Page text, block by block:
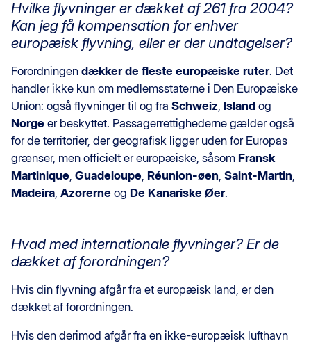
Hvilke flyvninger er dækket af 261 fra 2004?
Kan jeg få kompensation for enhver
europæisk flyvning, eller er der undtagelser?
Forordningen dækker de fleste europæiske ruter. Det
handler ikke kun om medlemsstaterne i Den Europæiske
Union: også flyvninger til og fra Schweiz Island og
Norge er beskyttet. Passagerrettighederne gælder også
for de territorier, der geografisk ligger uden for Europas
grænser, men officielt er europæiske, såsom Fransk
Martinique Guadeloupe Réunion-øen Saint-Martin
Madeira Azorerne og De Kanariske Øer.
Hvad med internationale flyvninger? Er de
dækket af forordningen?
Hvis din flyvning afgår fra et europæisk land, er den
dækket af forordningen.
Hvis den derimod afgår fra en ikke-europæisk lufthavn